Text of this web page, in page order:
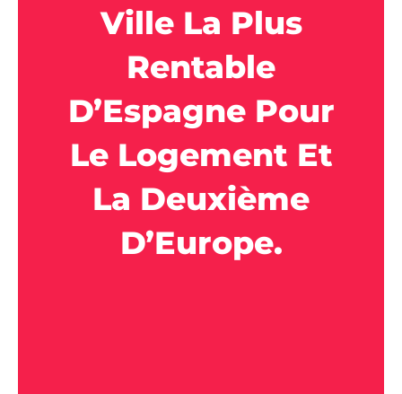
Ville La Plus
Rentable
D’Espagne Pour
Le Logement Et
La Deuxième
D’Europe.